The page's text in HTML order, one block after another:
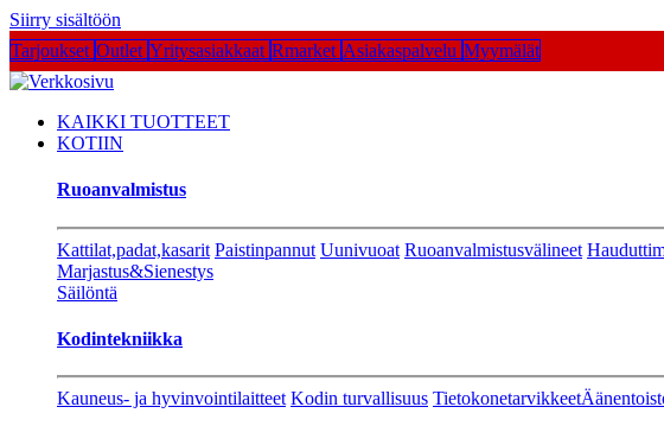
Siirry sisältöön
Tarjoukset Outlet Yritysasiakkaat Rmarket Asiakaspalvelu Myymälät
KAIKKI TUOTTEET
KOTIIN
Ruoanvalmistus
Kattilat,padat,kasarit Paistinpannut Uunivuoat Ruoanvalmistusvälineet
Marjastus&Sienestys
Säilöntä
Kodintekniikka
Kauneus- ja hyvinvointilaitteet Kodin turvallisuus Tietokonetarvikkeet